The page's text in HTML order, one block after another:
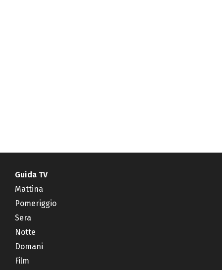
Guida TV
Mattina
Pomeriggio
Sera
Notte
Domani
Film